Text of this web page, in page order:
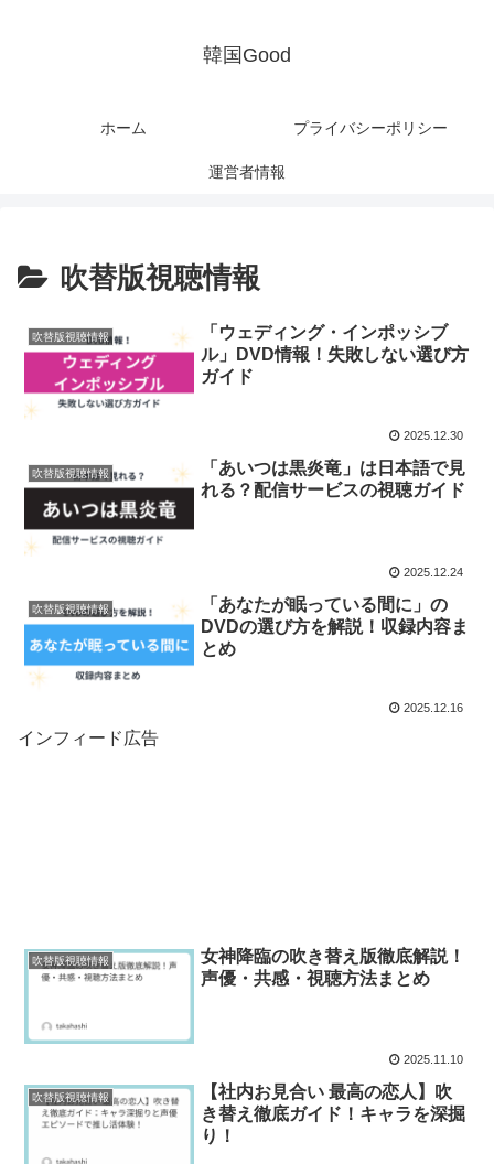
韓国Good
ホーム プライバシーポリシー
運営者情報
吹替版視聴情報
吹替版視聴情報
「ウェディング・インポッシブ
ル」DVD情報！失敗しない選び方
ガイド
2025.12.30
吹替版視聴情報
「あいつは黒炎竜」は日本語で見
れる？配信サービスの視聴ガイド
2025.12.24
吹替版視聴情報
「あなたが眠っている間に」の
DVDの選び方を解説！収録内容ま
とめ
2025.12.16
インフィード広告
吹替版視聴情報
女神降臨の吹き替え版徹底解説！
声優・共感・視聴方法まとめ
2025.11.10
吹替版視聴情報
【社内お見合い 最高の恋人】吹
き替え徹底ガイド！キャラを深掘
り！